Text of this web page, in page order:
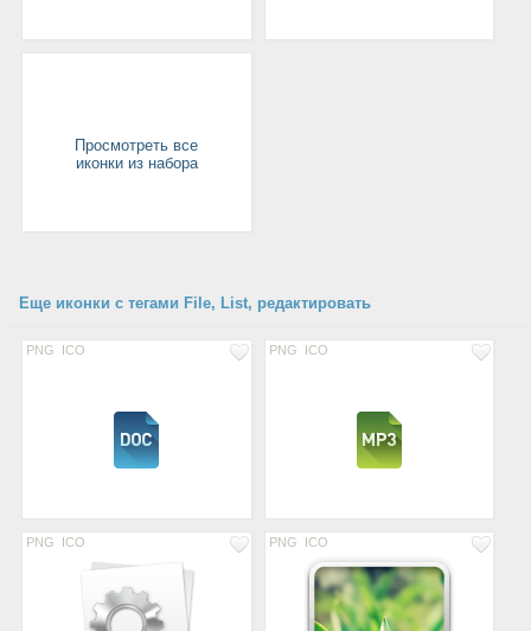
Просмотреть все
иконки из набора
Еще иконки с тегами File, List, редактировать
PNG ICO PNG ICO
PNG ICO PNG ICO